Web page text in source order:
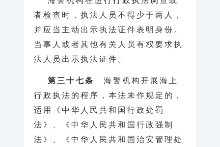
者检查时，执法人员不得少于两人，
并应当主动出示执法证件表明身份。
当事人或者其他有关人员有权要求执
法人员出示执法证件。
第三十七条
海警机构开展海上
行政执法的程序，本法未作规定的，
适用《中华人民共和国行政处罚
法》、《中华人民共和国行政强制
法》、《中华人民共和国治安管理处